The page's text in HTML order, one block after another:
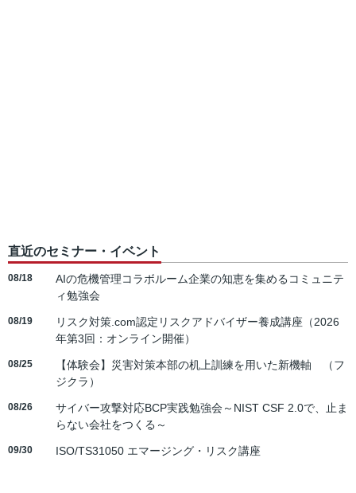
直近のセミナー・イベント
08/18
AIの危機管理コラボルーム企業の知恵を集めるコミュニテ
ィ勉強会
08/19
リスク対策.com認定リスクアドバイザー養成講座（2026
年第3回：オンライン開催）
08/25
【体験会】災害対策本部の机上訓練を用いた新機軸 （フ
ジクラ）
08/26
サイバー攻撃対応BCP実践勉強会～NIST CSF 2.0で、止ま
らない会社をつくる～
09/30 ISO/TS31050 エマージング・リスク講座